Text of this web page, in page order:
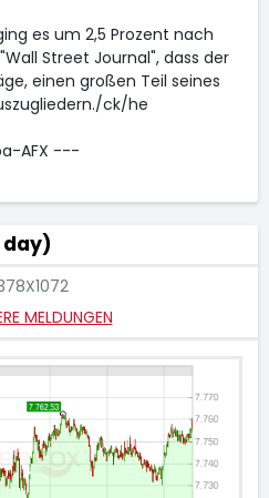
es um 2,5 Prozent nach
Street Journal", dass der
einen großen Teil seines
ck/he
AFX ---
day)
MELDUNGEN